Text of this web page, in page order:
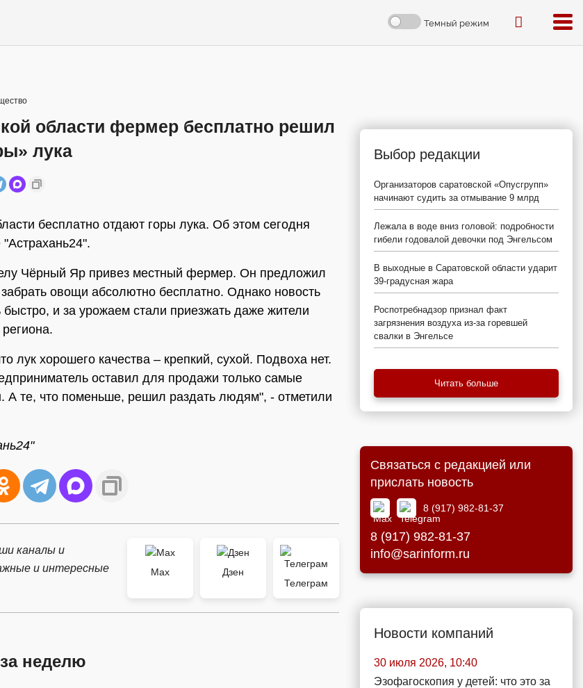
Темный режим
области фермер бесплатно решил
лука
бесплатно отдают горы лука. Об этом сегодня
"Астрахань24".
Чёрный Яр привез местный фермер. Он предложил
овощи абсолютно бесплатно. Однако новость
быстро, и за урожаем стали приезжать даже жители
лук хорошего качества – крепкий, сухой. Подвоха нет.
оставил для продажи только самые
А те, что поменьше, решил раздать людям", - отметили
каналы и
и интересные
Max
Дзен
Телеграм
неделю
Выбор редакции
Организаторов саратовской «Опусгрупп»
начинают судить за отмывание 9 млрд
Лежала в воде вниз головой: подробности
гибели годовалой девочки под Энгельсом
В выходные в Саратовской области ударит
39-градусная жара
Роспотребнадзор признал факт
загрязнения воздуха из-за горевшей
свалки в Энгельсе
Читать больше
Связаться с редакцией или
прислать новость
8 (917) 982-81-37
8 (917) 982-81-37
info@sarinform.ru
Новости компаний
30 июля 2026, 10:40
Эзофагоскопия у детей: что это за